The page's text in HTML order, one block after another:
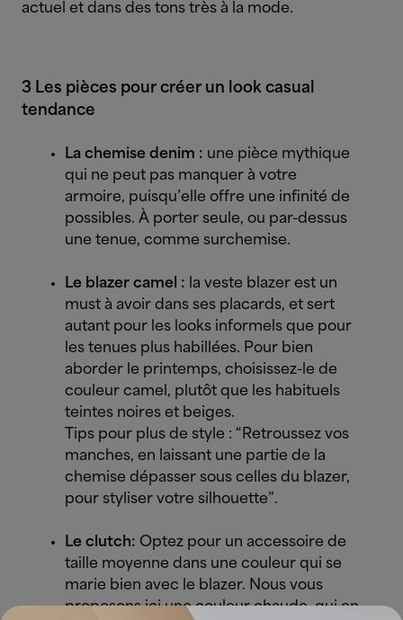
actuel et dans des tons très à la mode.
3 Les pièces pour créer un look casual
tendance
La chemise denim : une pièce mythique
qui ne peut pas manquer à votre
armoire, puisqu’elle offre une infinité de
possibles. À porter seule, ou par-dessus
une tenue, comme surchemise.
Le blazer camel : la veste blazer est un
must à avoir dans ses placards, et sert
autant pour les looks informels que pour
les tenues plus habillées. Pour bien
aborder le printemps, choisissez-le de
couleur camel, plutôt que les habituels
teintes noires et beiges.
Tips pour plus de style : “Retroussez vos
manches, en laissant une partie de la
chemise dépasser sous celles du blazer,
pour styliser votre silhouette”.
Le clutch: Optez pour un accessoire de
taille moyenne dans une couleur qui se
marie bien avec le blazer. Nous vous
proposons ici une couleur chaude, qui en